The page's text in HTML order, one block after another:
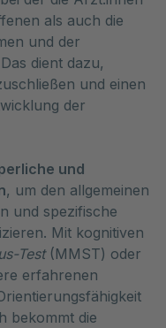
als auch die
und der
dient dazu,
und einen
der
und
, um den allgemeinen
und spezifische
Mit kognitiven
Test(MMST) oder
erfahrenen
bekommt die